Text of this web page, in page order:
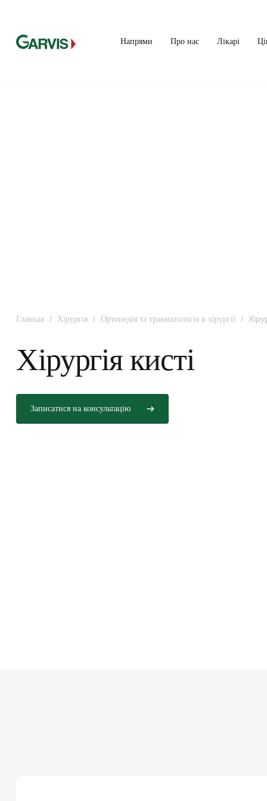
Напрями Про нас Лікарі
Главная / Хірургія / Ортопедія та травматологія в хірургії /
Хірургія кисті
Записатися на консультацію